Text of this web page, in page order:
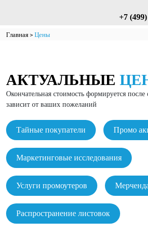
+7
Главная Цены
АКТУАЛЬНЫЕ
Окончательная стоимость формируется после
зависит от ваших пожеланий
Тайные покупатели Промо
Маркетинговые исследования
Услуги промоутеров
Распространение листовок